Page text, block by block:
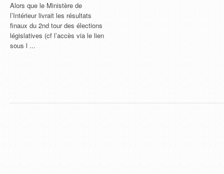
Alors que le Ministère de
l’Intérieur livrait les résultats
finaux du 2nd tour des élections
législatives (cf l’accès via le lien
sous l ...